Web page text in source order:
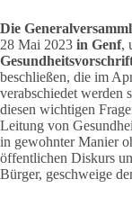
Die
28 Mai 2023 in Genf,
beschließen, die im
verabschiedet werden
diesen wichtigen
Leitung von
in gewohnter Manier
öffentlichen Diskurs
Bürger, geschweige